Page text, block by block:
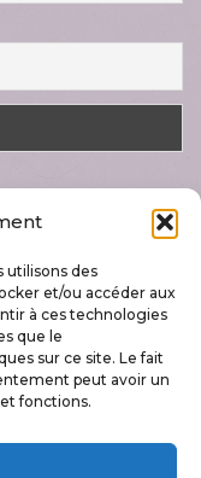
utilisons des
et/ou accéder aux
à ces technologies
que le
sur ce site. Le fait
peut avoir un
fonctions.
»